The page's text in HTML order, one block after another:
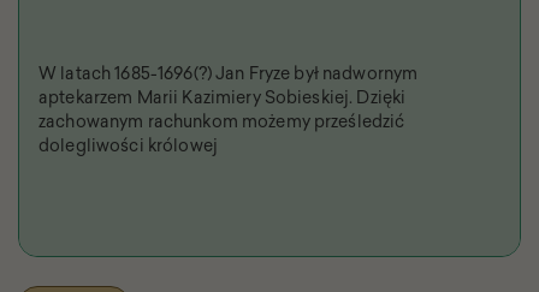
W latach 1685-1696(?) Jan Fryze był nadwornym
aptekarzem Marii Kazimiery Sobieskiej. Dzięki
zachowanym rachunkom możemy prześledzić
dolegliwości królowej